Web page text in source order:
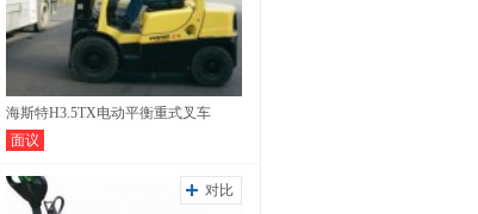
海斯特H3.5TX电动平衡重式叉车
面议
对比